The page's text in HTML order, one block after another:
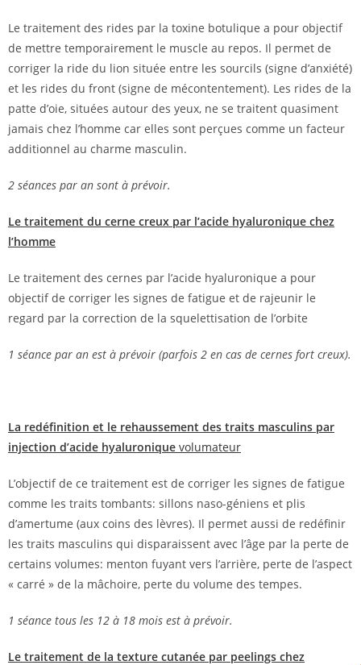
Le traitement des rides par la toxine botulique a pour objectif
de mettre temporairement le muscle au repos. Il permet de
corriger la ride du lion située entre les sourcils (signe d’anxiété)
et les rides du front (signe de mécontentement). Les rides de la
patte d’oie, situées autour des yeux, ne se traitent quasiment
jamais chez l’homme car elles sont perçues comme un facteur
additionnel au charme masculin.
2 séances par an sont à prévoir.
Le traitement du cerne creux par l’acide hyaluronique chez
l’homme
Le traitement des cernes par l’acide hyaluronique a pour
objectif de corriger les signes de fatigue et de rajeunir le
regard par la correction de la squelettisation de l’orbite
1 séance par an est à prévoir (parfois 2 en cas de cernes fort creux).
La redéfinition et le rehaussement des traits masculins par
injection d’acide hyaluronique volumateur
L’objectif de ce traitement est de corriger les signes de fatigue
comme les traits tombants: sillons naso-géniens et plis
d’amertume (aux coins des lèvres). Il permet aussi de redéfinir
les traits masculins qui disparaissent avec l’âge par la perte de
certains volumes: menton fuyant vers l’arrière, perte de l’aspect
« carré » de la mâchoire, perte du volume des tempes.
1 séance tous les 12 à 18 mois est à prévoir.
Le traitement de la texture cutanée par peelings chez